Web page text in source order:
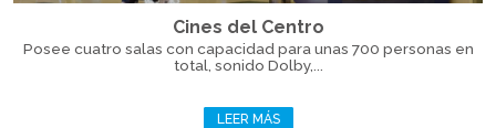
Cines del Centro
Posee cuatro salas con capacidad para unas 700 personas en
total, sonido Dolby,...
LEER MÁS